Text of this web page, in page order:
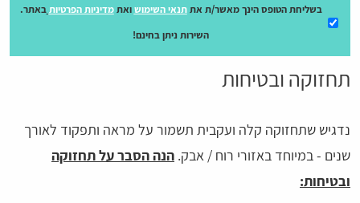
בשליחת הטופס הינך מאשר/ת אתתנאי השימושואתמדיניות הפרטיות באתר.
השירות ניתן בחינם!
תחזוקה ובטיחות
נדגיש שתחזוקה קלה ועקבית תשמור על מראה ותפקוד לאורך
שנים - במיוחד באזורי רוח / אבק. הנה הסבר על תחזוקה
ובטיחות: